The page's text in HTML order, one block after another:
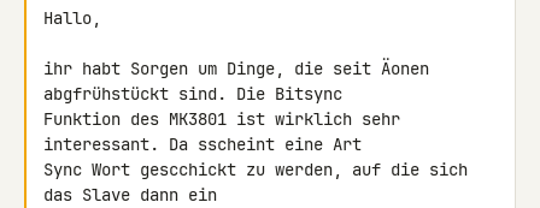
Hallo,
ihr habt Sorgen um Dinge, die seit Äonen
abgfrühstückt sind. Die Bitsync
Funktion des MK3801 ist wirklich sehr
interessant. Da sscheint eine Art
Sync Wort gescchickt zu werden, auf die sich
das Slave dann ein